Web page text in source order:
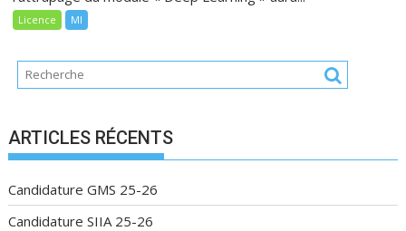
Licence MI
ARTICLES RÉCENTS
Candidature GMS 25-26
Candidature SIIA 25-26